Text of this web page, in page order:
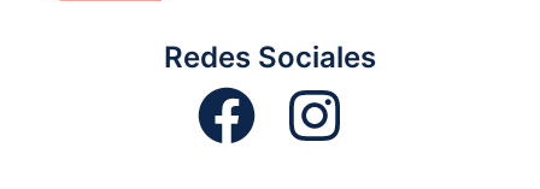
Redes Sociales